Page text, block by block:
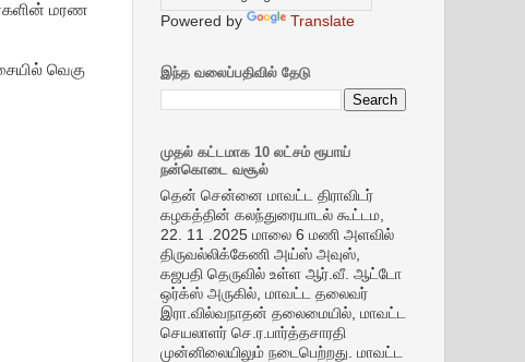
மரண
வெகு
Powered by Translate
இந்த வலைப்பதிவில் தேடு
முதல் கட்டமாக 10 லட்சம் ரூபாய்
நன்கொடை வசூல்
தென் சென்னை மாவட்ட திராவிடர்
கழகத்தின் கலந்துரையாடல் கூட்டம,
22. 11 .2025 மாலை 6 மணி அளவில்
திருவல்லிக்கேணி அய்ஸ் அவுஸ்,
கஜபதி தெருவில் உள்ள ஆர்.வீ. ஆட்டோ
ஒர்க்ஸ் அருகில், மாவட்ட தலைவர்
இரா.வில்வநாதன் தலைமையில், மாவட்ட
செயலாளர் செ.ர.பார்த்தசாரதி
முன்னிலையிலும் நடைபெற்றது. மாவட்ட